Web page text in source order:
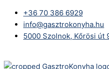
content
+36 70 386 6929
info@gasztrokonyha.hu
5000 Szolnok, Kőrösi út
search